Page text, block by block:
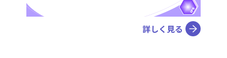
詳しく見る